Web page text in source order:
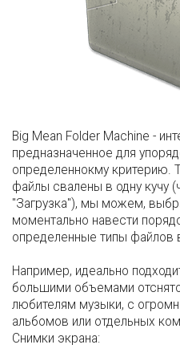
Big Mean Folder Machine -
предназначенное для
определеннокму критерию.
файлы свалены в одну кучу
"Загрузка"), мы можем,
моментально навести
определенные типы файлов
Например, идеально
большими объемами
любителям музыки, с
альбомов или отдельных
Снимки экрана: